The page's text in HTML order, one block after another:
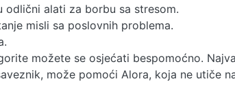
odlični alati za borbu sa stresom.
misli sa poslovnih problema.
možete se osjećati bespomoćno.
može pomoći Alora, koja ne utiče